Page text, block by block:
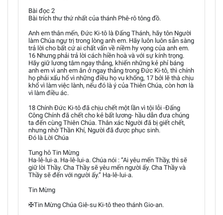
Bài đọc 2
Bài trích thư thứ nhất của thánh Phê-rô tông đồ.
Anh em thân mến, Đức Ki-tô là Đấng Thánh, hãy tôn Người
làm Chúa ngự trị trong lòng anh em. Hãy luôn luôn sẵn sàng
trả lời cho bất cứ ai chất vấn về niềm hy vọng của anh em.
16 Nhưng phải trả lời cách hiền hoà và với sự kính trọng.
Hãy giữ lương tâm ngay thẳng, khiến những kẻ phỉ báng
anh em vì anh em ăn ở ngay thẳng trong Đức Ki-tô, thì chính
họ phải xấu hổ vì những điều họ vu khống, 17 bởi lẽ thà chịu
khổ vì làm việc lành, nếu đó là ý của Thiên Chúa, còn hơn là
vì làm điều ác.
18 Chính Đức Ki-tô đã chịu chết một lần vì tội lỗi -Đấng
Công Chính đã chết cho kẻ bất lương- hầu dẫn đưa chúng
ta đến cùng Thiên Chúa. Thân xác Người đã bị giết chết,
nhưng nhờ Thần Khí, Người đã được phục sinh.
Đó là Lời Chúa
Tung hô Tin Mừng
Ha-lê-lui-a. Ha-lê-lui-a. Chúa nói : “Ai yêu mến Thầy, thì sẽ
giữ lời Thầy. Cha Thầy sẽ yêu mến người ấy. Cha Thầy và
Thầy sẽ đến với người ấy.” Ha-lê-lui-a.
Tin Mừng
✠Tin Mừng Chúa Giê-su Ki-tô theo thánh Gio-an.